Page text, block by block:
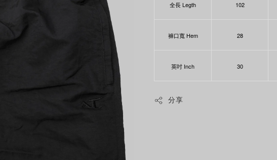
全長 Legth 102
褲口寬 Hem 28
英吋 Inch 30
分享